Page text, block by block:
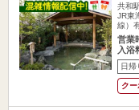
共和
JR東
線）
営業
入浴
日帰
クー